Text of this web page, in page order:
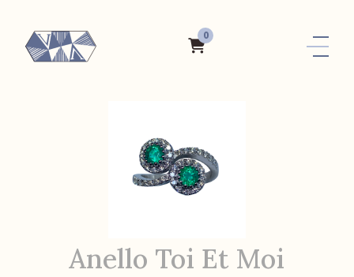
0
Anello Toi Et Moi